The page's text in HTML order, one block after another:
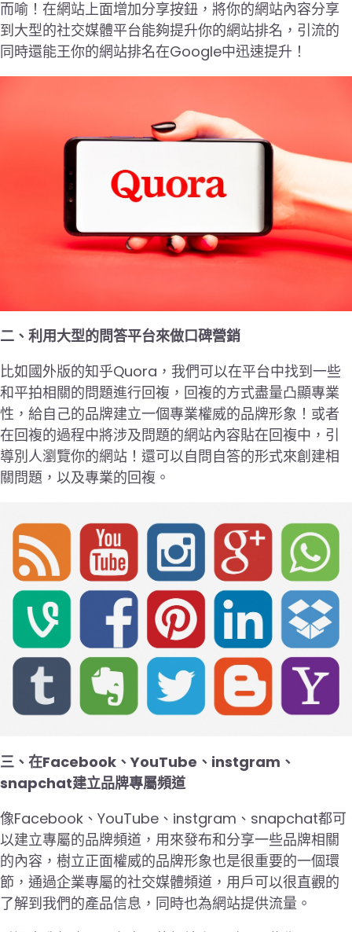
而喻！在網站上面增加分享按鈕，將你的網站內容分享
到大型的社交媒體平台能夠提升你的網站排名，引流的
同時還能王你的網站排名在Google中迅速提升！
二、利用大型的問答平台來做口碑營銷
比如國外版的知乎Quora，我們可以在平台中找到一些
和平拍相關的問題進行回複，回複的方式盡量凸顯專業
性，給自己的品牌建立一個專業權威的品牌形象！或者
在回複的過程中將涉及問題的網站內容貼在回複中，引
導別人瀏覽你的網站！還可以自問自答的形式來創建相
關問題，以及專業的回複。
三、在Facebook、YouTube、instgram、
snapchat建立品牌專屬頻道
像Facebook、YouTube、instgram、snapchat都可
以建立專屬的品牌頻道，用來發布和分享一些品牌相關
的內容，樹立正面權威的品牌形象也是很重要的一個環
節，通過企業專屬的社交媒體頻道，用戶可以很直觀的
了解到我們的產品信息，同時也為網站提供流量。